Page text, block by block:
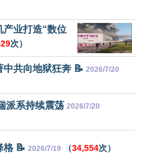
产业打造“数位
次）
中共向地狱狂奔 📝 2026/7/20
派系持续震荡 2026/7/20
格 📝 2026/7/19 （34,554次）